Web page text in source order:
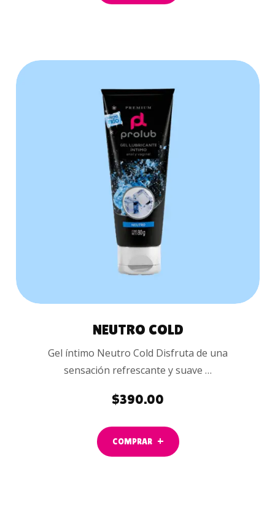
COMPRAR
NEUTRO COLD
Gel íntimo Neutro Cold Disfruta de una
sensación refrescante y suave …
$390.00
COMPRAR